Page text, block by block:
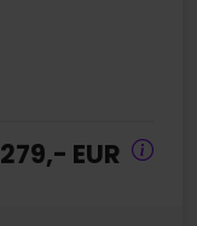
279,- EUR